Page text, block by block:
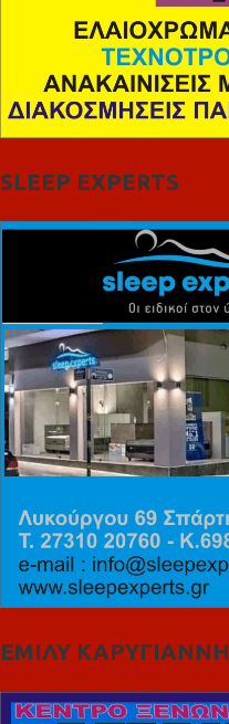
SLEEP EXPERTS
ΕΜΙΛΥ ΚΑΡΥΓΙΑΝΝΗ